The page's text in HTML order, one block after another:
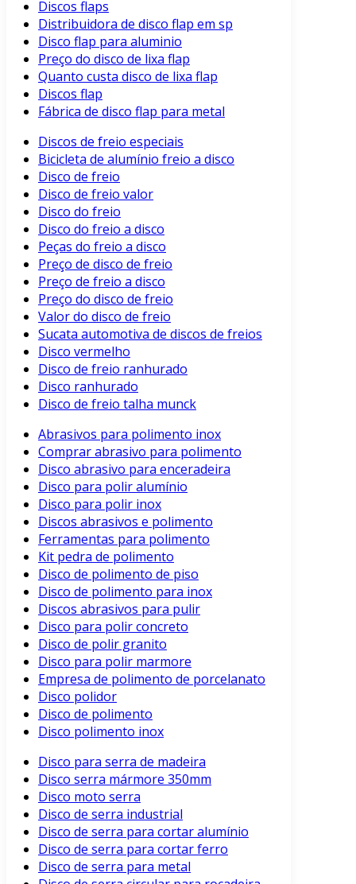
Discos flaps
Distribuidora de disco flap em sp
Disco flap para aluminio
Preço do disco de lixa flap
Quanto custa disco de lixa flap
Discos flap
Fábrica de disco flap para metal
Discos de freio especiais
Bicicleta de alumínio freio a disco
Disco de freio
Disco de freio valor
Disco do freio
Disco do freio a disco
Peças do freio a disco
Preço de disco de freio
Preço de freio a disco
Preço do disco de freio
Valor do disco de freio
Sucata automotiva de discos de freios
Disco vermelho
Disco de freio ranhurado
Disco ranhurado
Disco de freio talha munck
Abrasivos para polimento inox
Comprar abrasivo para polimento
Disco abrasivo para enceradeira
Disco para polir alumínio
Disco para polir inox
Discos abrasivos e polimento
Ferramentas para polimento
Kit pedra de polimento
Disco de polimento de piso
Disco de polimento para inox
Discos abrasivos para pulir
Disco para polir concreto
Disco de polir granito
Disco para polir marmore
Empresa de polimento de porcelanato
Disco polidor
Disco de polimento
Disco polimento inox
Disco para serra de madeira
Disco serra mármore 350mm
Disco moto serra
Disco de serra industrial
Disco de serra para cortar alumínio
Disco de serra para cortar ferro
Disco de serra para metal